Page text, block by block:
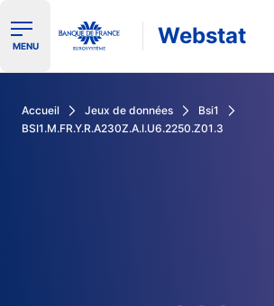
Ouvrir le menu de navigation
MENU Webstat
Accueil Jeux de données
Bsi1
BSI1.M.FR.Y.R.A230Z.A.I.U6.2250.Z01.3